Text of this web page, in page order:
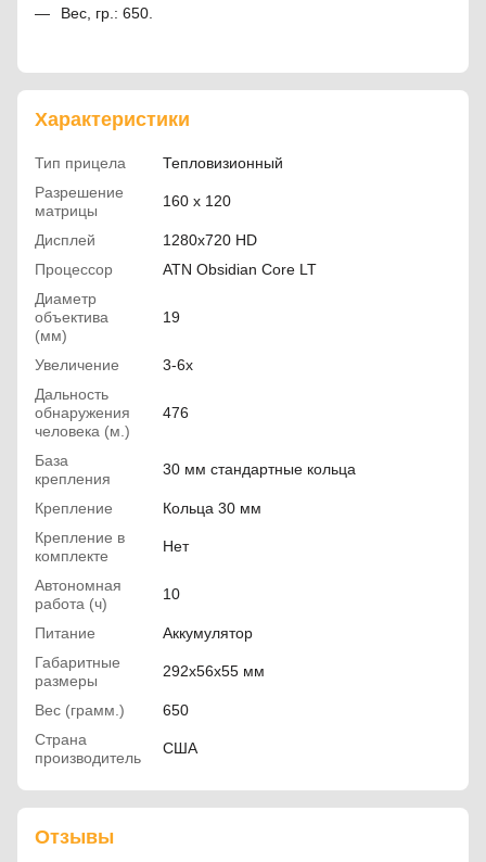
Вес, гр.: 650.
Характеристики
Тип прицела
Тепловизионный
Разрешение
матрицы
160 х 120
Дисплей
1280х720 HD
Процессор
ATN Obsidian Core LT
Диаметр
объектива
(мм)
19
Увеличение
3-6х
Дальность
обнаружения
человека (м.)
476
База
крепления
30 мм стандартные кольца
Крепление
Кольца 30 мм
Крепление в
комплекте
Нет
Автономная
работа (ч)
10
Питание
Аккумулятор
Габаритные
размеры
292x56x55 мм
Вес (грамм.)
650
Страна
производитель
США
Отзывы